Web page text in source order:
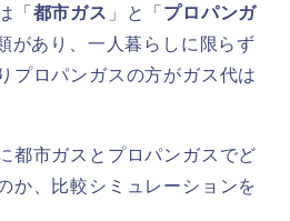
「 都市ガス 」と「 プロパンガ
があり、一人暮らしに限らず
プロパンガスの方がガス代は
都市ガスとプロパンガスでど
か、比較シミュレーションを